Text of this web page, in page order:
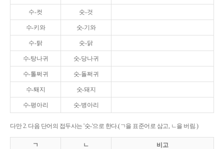
수-컷 숫-것
수-키와 숫-기와
수-탉 숫-닭
수-탕나귀 숫-당나귀
수-톨쩌귀 숫-돌쩌귀
수-퇘지 숫-돼지
수-평아리 숫-병아리
다만 2. 다음 단어의 접두사는 '숫-'으로 한다.(ㄱ을 표준어로 삼고, ㄴ을 버림.)
ㄱ ㄴ 비고